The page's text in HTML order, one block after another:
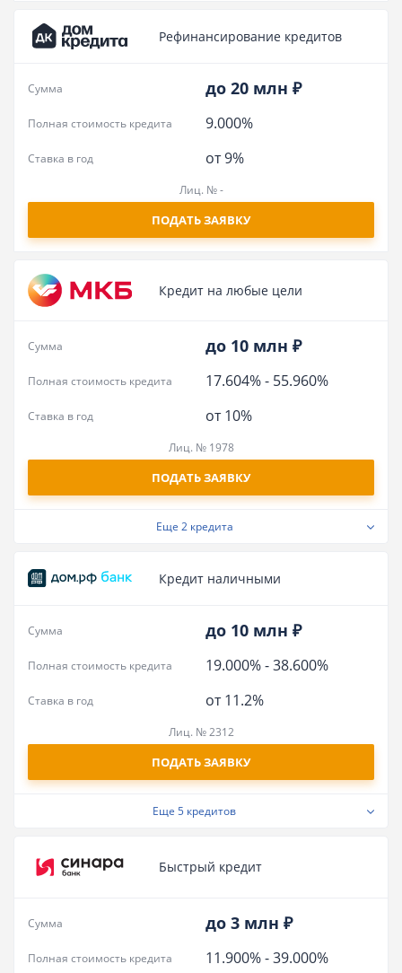
Рефинансирование кредитов
до 20 млн ₽
Сумма
9.000%
Полная стоимость кредита
от 9%
Ставка в год
Лиц. № -
ПОДАТЬ ЗАЯВКУ
Кредит на любые цели
до 10 млн ₽
Сумма
17.604%- 55.960%
Полная стоимость кредита
от 10%
Ставка в год
Лиц. № 1978
ПОДАТЬ ЗАЯВКУ
Еще 2 кредита
Кредит наличными
до 10 млн ₽
Сумма
19.000%-38.600%
Полная стоимость кредита
от 11.2%
Ставка в год
Лиц. № 2312
ПОДАТЬ ЗАЯВКУ
Еще 5 кредитов
Быстрый кредит
до 3 млн ₽
Сумма
11.900%-39.000%
Полная стоимость кредита